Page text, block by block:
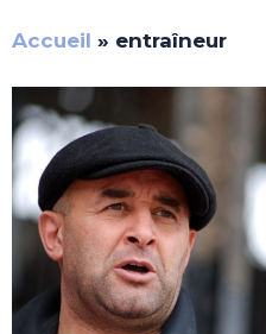
Accueil » entraîneur